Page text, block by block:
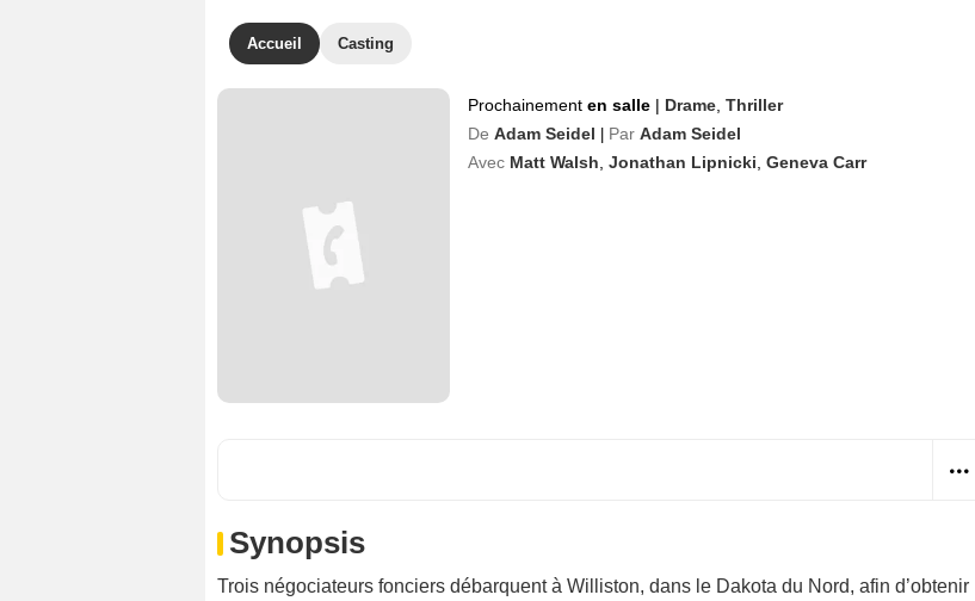
Accueil Casting
Prochainement en salle | Drame Thriller
De Adam Seidel Par Adam Seidel
Avec Matt Walsh Jonathan Lipnicki Geneva Carr
Synopsis
Trois négociateurs fonciers débarquent à Williston, dans le Dakota du Nord, afin d’obtenir